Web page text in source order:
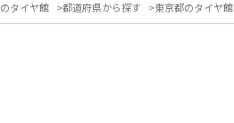
タイヤ館 都道府県から探す 東京都のタイヤ館